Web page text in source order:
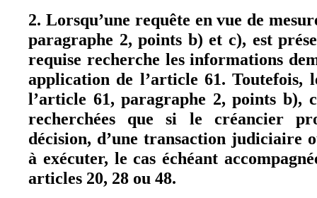
2. Lorsqu’une requête en vue de
paragraphe 2, points b) et c), est
requise recherche les informations
application de l’article 61. Toutefois,
l’article 61, paragraphe 2, points b),
recherchées que si le créancier
décision, d’une transaction judiciaire
à exécuter, le cas échéant
articles 20, 28 ou 48.